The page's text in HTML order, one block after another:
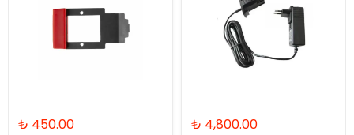
₺ 450.00
₺ 4,800.00